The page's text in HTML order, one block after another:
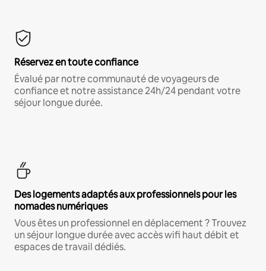
Réservez en toute confiance
Évalué par notre communauté de voyageurs de
confiance et notre assistance 24h/24 pendant votre
séjour longue durée.
Des logements adaptés aux professionnels pour les
nomades numériques
Vous êtes un professionnel en déplacement ? Trouvez
un séjour longue durée avec accès wifi haut débit et
espaces de travail dédiés.